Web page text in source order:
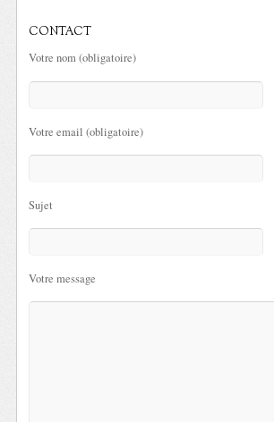
CONTACT
Votre nom (obligatoire)
Votre email (obligatoire)
Sujet
Votre message